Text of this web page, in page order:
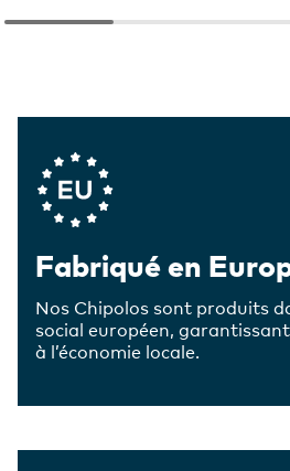
Company
Fabriqué en
Nos Chipolos sont produits
social européen,
à l’économie locale.